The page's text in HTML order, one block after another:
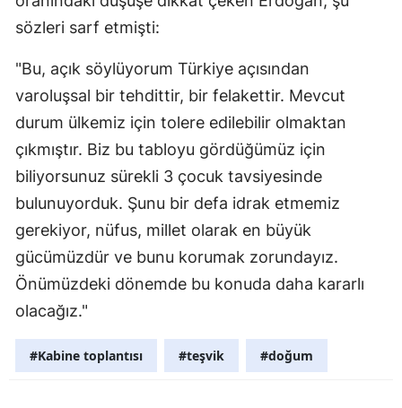
Trabzon
Tunceli
sözleri sarf etmişti:
"Bu, açık söylüyorum Türkiye açısından
varoluşsal bir tehdittir, bir felakettir. Mevcut
durum ülkemiz için tolere edilebilir olmaktan
çıkmıştır. Biz bu tabloyu gördüğümüz için
biliyorsunuz sürekli 3 çocuk tavsiyesinde
bulunuyorduk. Şunu bir defa idrak etmemiz
gerekiyor, nüfus, millet olarak en büyük
gücümüzdür ve bunu korumak zorundayız.
Önümüzdeki dönemde bu konuda daha kararlı
olacağız."
#Kabine toplantısı #teşvik #doğum